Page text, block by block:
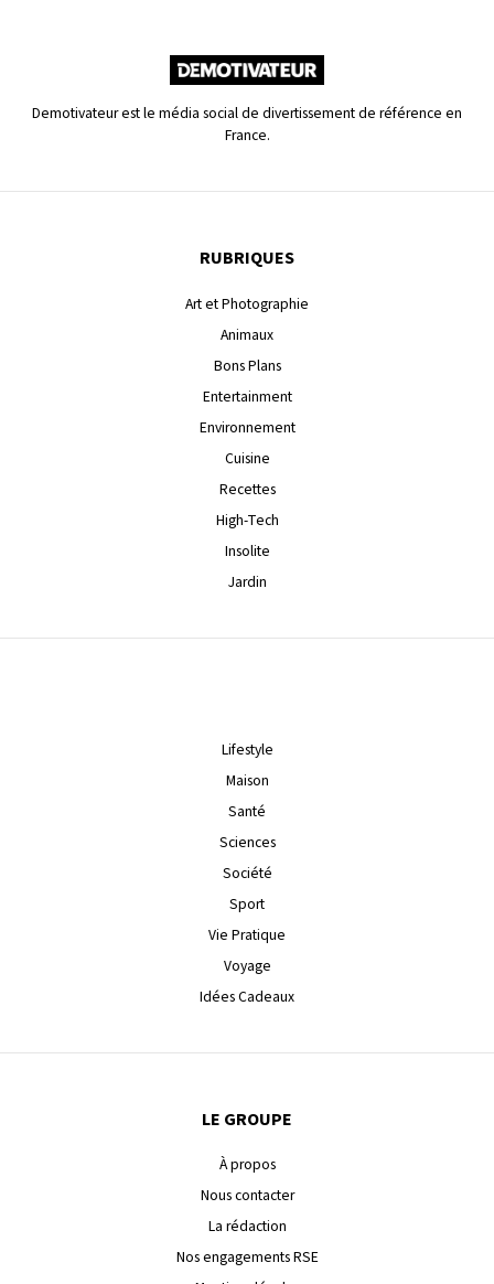
Demotivateur est le média social de divertissement de référence en
France.
RUBRIQUES
Art et Photographie
Animaux
Bons Plans
Entertainment
Environnement
Cuisine
Recettes
High-Tech
Insolite
Jardin
Lifestyle
Maison
Santé
Sciences
Société
Sport
Vie Pratique
Voyage
Idées Cadeaux
LE GROUPE
À propos
Nous contacter
La rédaction
Nos engagements RSE